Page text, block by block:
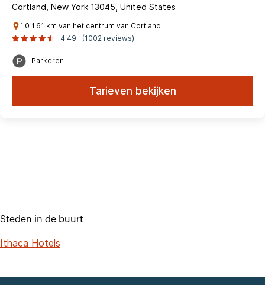
Cortland, New York 13045, United States
1.0 1.61 km van het centrum van Cortland
4.49
(1002 reviews)
Parkeren
Tarieven bekijken
Steden in de buurt
Ithaca Hotels